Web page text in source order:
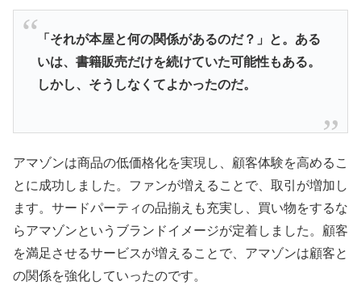
「それが本屋と何の関係があるのだ？」と。ある
いは、書籍販売だけを続けていた可能性もある。
しかし、そうしなくてよかったのだ。
アマゾンは商品の低価格化を実現し、顧客体験を高めるこ
とに成功しました。ファンが増えることで、取引が増加し
ます。サードパーティの品揃えも充実し、買い物をするな
らアマゾンというブランドイメージが定着しました。顧客
を満足させるサービスが増えることで、アマゾンは顧客と
の関係を強化していったのです。